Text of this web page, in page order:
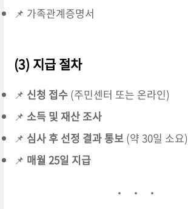
📌 가족관계증명서
(3) 지급 절차
📌 신청 접수(주민센터 또는 온라인)
📌 소득 및 재산 조사
📌 심사 후 선정 결과 통보(약 30일 소요)
📌 매월 25일 지급